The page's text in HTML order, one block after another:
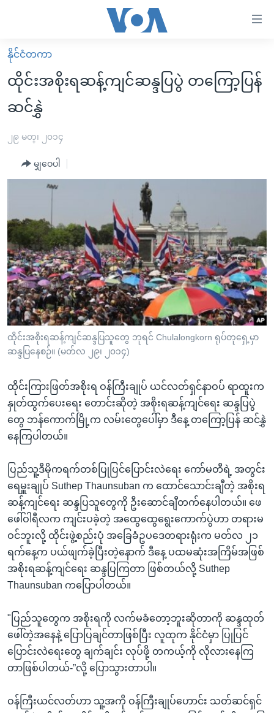
လွယ်ကူ
စေ
သည့်
များ
အကြောင်းအရာ
ကြည့်
ရန်
ပင်မ
အ
ညွန်း
စာမျက်နှာ
သို့
ကျော်
ကြည့်
ရှာဖွေ
ရန်
နေရာ
ကျော်
ရန်
မူလစာမျက်နှာ
မြန်မာ
ကမ္ဘာ့သတင်းများ
ရပ်ဝန်းတခု လမ်းတခု အလွန်
အမေရိကန်သုံးအီဒီယံ
မကြေးမုံရဲ့ အင်္ဂလိပ်စာ
ရုပ်ရှင်ထဲက အင်္ဂလိပ်စာ
သုတပဒေသာ အင်္ဂလိပ်စာ
အပတ်စဉ်ကဏ္ဍများ
ရေဒီယို
တီဗွီ
ရေဒီယိုနှင့်ရုပ်သံ အချက်အလက်များ
ရေဒီယို/တီဗွီအစီအစဉ်
Learning English
ဗွီအိုအေ လူမှုကွန်ယက်များ
ဘာသာစကားများ
နိုင်ငံတကာ
ထိုင်းအစိုးရဆန့်ကျင်ဆန္ဒပြပွဲ တကြော့ပြန်
ဆင်နွှဲ
၂၉ မတ္၊ ၂၀၁၄
မျှဝေပါ
ထိုင်းအစိုးရဆန့်ကျင်ဆန္ဒပြသူတွေ ဘုရင် Chulalongkorn ရုပ်တုရှေ့မှာ
ဆန္ဒပြနေစဉ်။ (မတ်လ ၂၉၊ ၂၀၁၄)
ထိုင်းကြားဖြတ်အစိုးရ ဝန်ကြီးချုပ် ယင်လတ်ရှင်နာဝပ် ရာထူးက
နှုတ်ထွက်ပေးရေး တောင်းဆိုတဲ့ အစိုးရဆန့်ကျင်ရေး ဆန္ဒပြပွဲ
တွေ ဘန်ကောက်မြို့က လမ်းတွေပေါ်မှာ ဒီနေ့ တကြော့ပြန် ဆင်နွှဲ
နေကြပါတယ်။
ပြည်သူ့ဒီမိုကရက်တစ်ပြုပြင်ပြောင်းလဲရေး ကော်မတီရဲ့ အတွင်း
ရေမှူးချုပ် Suthep Thaunsuban က ထောင်သောင်းချီတဲ့ အစိုးရ
ဆန့်ကျင်ရေး ဆန္ဒပြသူတွေကို ဦးဆောင်ချီတက်နေပါတယ်။ ဖေ
ဖေါ်ဝါရီလက ကျင်းပခဲ့တဲ့ အထွေထွေရွေးကောက်ပွဲဟာ တရားမ
ဝင်ဘူးလို့ ထိုင်းဖွဲ့စည်းပုံ အခြေခံဥပဒေတရားရုံးက မတ်လ ၂၁
ရက်နေ့က ပယ်ဖျက်ခဲ့ပြီးတဲ့နောက် ဒီနေ့ ပထမဆုံးအကြိမ်အဖြစ်
အစိုးရဆန့်ကျင်ရေး ဆန္ဒပြကြတာ ဖြစ်တယ်လို့ Suthep
Thaunsuban ကပြောပါတယ်။
"ပြည်သူတွေက အစိုးရကို လက်မခံတော့ဘူးဆိုတာကို ဆန္ဒထုတ်
ဖေါ်တဲ့အနေနဲ့ ပြောပြချင်တာဖြစ်ပြီး လူထုက နိုင်ငံမှာ ပြုပြင်
ပြောင်းလဲရေးတွေ ချက်ချင်း လုပ်ဖို့ တကယ့်ကို လိုလားနေကြ
တာဖြစ်ပါတယ်-”လို့ ပြောသွားတာပါ။
ဝန်ကြီးယင်လတ်ဟာ သူ့အကို ဝန်ကြီးချုပ်ဟောင်း သတ်ဆင်ရှင်